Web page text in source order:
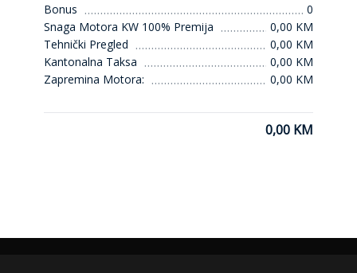
Bonus
0
Snaga Motora KW 100% Premija
0,00 KM
Tehnički Pregled
0,00 KM
Kantonalna Taksa
0,00 KM
Zapremina Motora:
0,00 KM
0,00 KM